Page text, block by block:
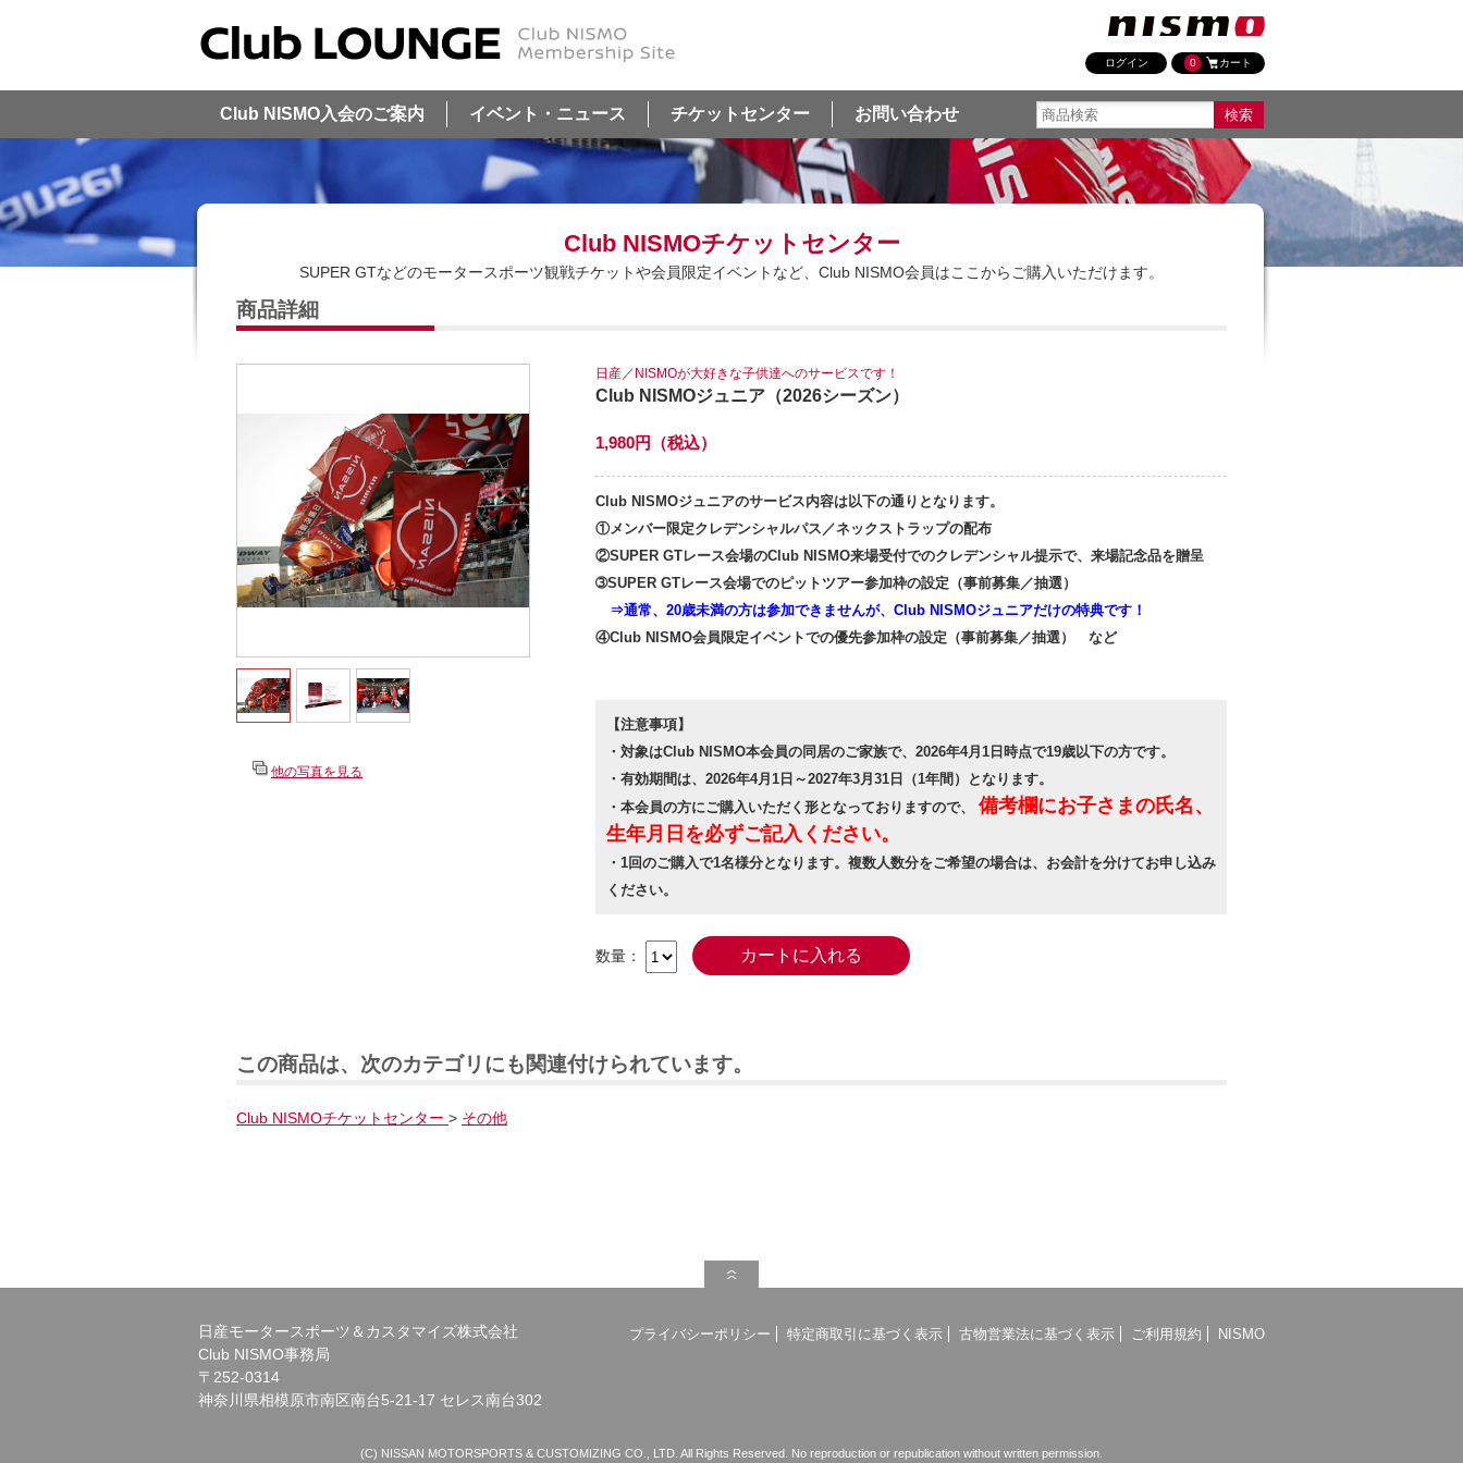
ログイン 0 カート
Club NISMO入会のご案内 イベント・ニュース チケットセンター お問い合わせ
Club NISMOチケットセンター
SUPER GTなどのモータースポーツ観戦チケットや会員限定イベントなど、Club NISMO会員はここからご購入いただけます。
商品詳細
他の写真を見る
日産／NISMOが大好きな子供達へのサービスです！
Club NISMOジュニア（2026シーズン）
1,980円（税込）
Club NISMOジュニアのサービス内容は以下の通りとなります。
①メンバー限定クレデンシャルパス／ネックストラップの配布
②SUPER GTレース会場のClub NISMO来場受付でのクレデンシャル提示で、来場記念品を贈呈
➂SUPER GTレース会場でのピットツアー参加枠の設定（事前募集／抽選）
⇒通常、20歳未満の方は参加できませんが、Club NISMOジュニアだけの特典です！
④Club NISMO会員限定イベントでの優先参加枠の設定（事前募集／抽選） など
【注意事項】
・対象はClub NISMO本会員の同居のご家族で、2026年4月1日時点で19歳以下の方です。
・有効期間は、2026年4月1日～2027年3月31日（1年間）となります。
・本会員の方にご購入いただく形となっておりますので、
備考欄にお子さまの氏名、
生年月日を必ずご記入ください。
・1回のご購入で1名様分となります。複数人数分をご希望の場合は、お会計を分けてお申し込み
ください。
数量：
この商品は、次のカテゴリにも関連付けられています。
Club NISMOチケットセンター > その他
日産モータースポーツ＆カスタマイズ株式会社
Club NISMO事務局
〒252-0314
神奈川県相模原市南区南台5-21-17 セレス南台302
プライバシーポリシー 特定商取引に基づく表示 古物営業法に基づく表示 ご利用規約 NISMO
(C) NISSAN MOTORSPORTS & CUSTOMIZING CO., LTD. All Rights Reserved. No reproduction or republication without written permission.